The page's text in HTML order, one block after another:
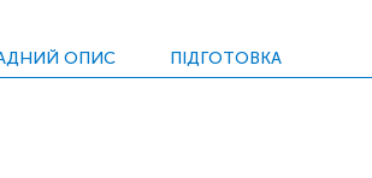
(Лайм-кардит);
в руках або ногах.
ОПИС ПІДГОТОВКА